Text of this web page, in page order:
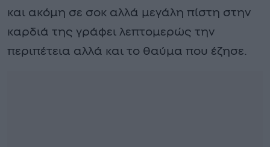
και ακόμη σε σοκ αλλά μεγάλη πίστη στην
καρδιά της γράφει λεπτομερώς την
περιπέτεια αλλά και το θαύμα που έζησε.